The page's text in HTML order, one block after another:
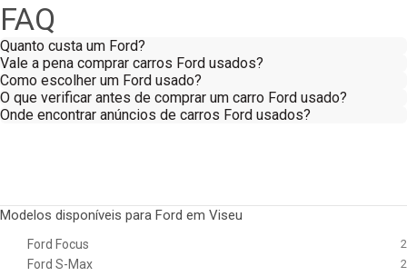
FAQ
Quanto custa um Ford?
Vale a pena comprar carros Ford usados?
Como escolher um Ford usado?
O que verificar antes de comprar um carro Ford usado?
Onde encontrar anúncios de carros Ford usados?
Modelos disponíveis para Ford em Viseu
Ford Focus 2
Ford S-Max 2